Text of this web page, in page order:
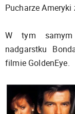
Pucharze Ameryki
W tym samym
nadgarstku
filmie GoldenEye.